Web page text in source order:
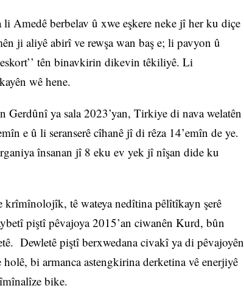
Amedê berbelav û xwe eşkere neke jî her ku diçe
ji aliyê abirî ve rewşa wan baş e; li pavyon û
tên binavkirin dikevin têkiliyê. Li
wê hene.
ya sala 2023’yan, Tirkiye di nava welatên
e û li seranserê cîhanê jî di rêza 14’emîn de ye.
însanan jî 8 eku ev yek jî nîşan dide ku
krîmînolojîk, tê wateya nedîtina pêlîtîkayn şerê
piştî pêvajoya 2015’an ciwanên Kurd, bûn
Dewletê piştî berxwedana civakî ya di pêvajoyên
bi armanca astengkirina derketina vê enerjiyê
bike.